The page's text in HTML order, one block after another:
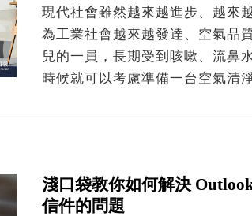
現代社會雖然越來越進步、越來
為工業社會越來越發達、空氣品
兒的一員，長期受到咳嗽、流鼻
時候就可以考慮準備一台空氣清
淺口袋教你如何解決
信件的問題